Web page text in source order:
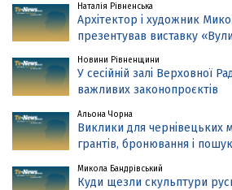
Наталія Рівненська
Архітектор і художник
презентував виставку
Новини Рівненщини
У сесійній залі Верховної
важливих законопроєктів
Альона Чорна
Виклики для чернівецьких
грантів, бронювання і
Микола Бандрівський
Куди щезли скульптури